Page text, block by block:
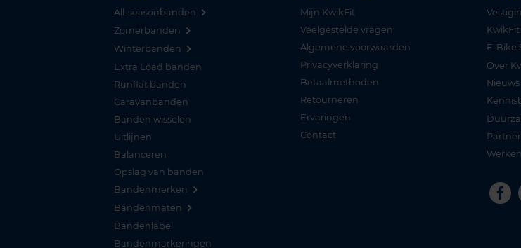
All-seasonbanden
Zomerbanden
Winterbanden
Extra Load banden
Runflat banden
Caravanbanden
Banden wisselen
Uitlijnen
Balanceren
Opslag van banden
Bandenmerken
Bandenmaten
Bandenlabel
Bandenmarkeringen
Mijn KwikFit
Veelgestelde vragen
Algemene voorwaarden
Privacyverklaring
Betaalmethoden
Retourneren
Ervaringen
Contact
E-Bike
Over
Nieuws